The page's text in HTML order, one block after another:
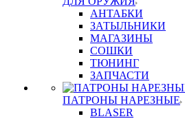
АНТАБКИ
ЗАТЫЛЬНИКИ
МАГАЗИНЫ
СОШКИ
ТЮНИНГ
ЗАПЧАСТИ
ПАТРОНЫ НАРЕЗНЫЕ
BLASER